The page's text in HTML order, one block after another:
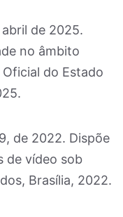
abril de 2025.
no âmbito
do Estado
de 2022. Dispõe
de vídeo sob
Brasília, 2022.